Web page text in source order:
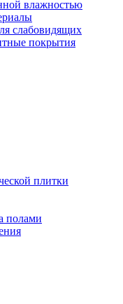
влажностью
слабовидящих
покрытия
плитки
полами